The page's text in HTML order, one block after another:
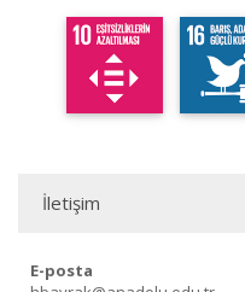
İletişim
E-posta